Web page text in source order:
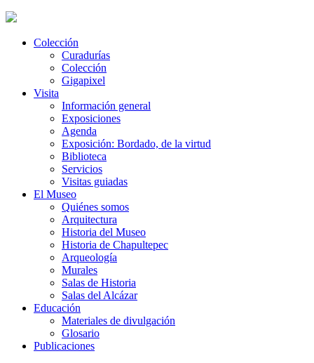
Colección
Curadurías
Colección
Gigapixel
Visita
Información general
Exposiciones
Agenda
Exposición: Bordado, de la virtud
Biblioteca
Servicios
Visitas guiadas
El Museo
Quiénes somos
Arquitectura
Historia del Museo
Historia de Chapultepec
Arqueología
Murales
Salas de Historia
Salas del Alcázar
Educación
Materiales de divulgación
Glosario
Publicaciones